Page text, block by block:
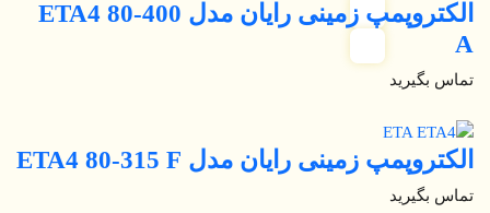
الکتروپمپ زمینی رایان مدل ETA4 80-400
A
تماس بگیرید
الکتروپمپ زمینی رایان مدل ETA4 80-315 F
تماس بگیرید